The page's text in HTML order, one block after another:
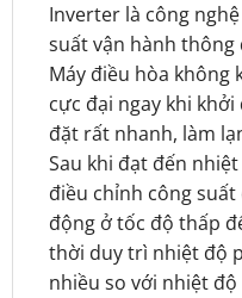
Inverter là công
suất vận hành thông
Máy điều hòa không
cực đại ngay khi
đặt rất nhanh, làm
Sau khi đạt đến
điều chỉnh công
động ở tốc độ thấp
thời duy trì nhiệt độ
nhiều so với nhiệt